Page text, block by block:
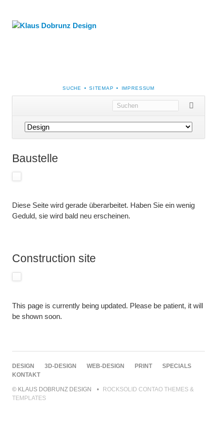
NAVIGATION
ÜBERSPRINGEN
SUCHE SITEMAP IMPRESSUM
Navigation
überspringen
Baustelle
Diese Seite wird gerade überarbeitet. Haben Sie ein wenig
Geduld, sie wird bald neu erscheinen.
Construction site
This page is currently being updated. Please be patient, it will
be shown soon.
NAVIGATION
ÜBERSPRINGEN
DESIGN 3D-DESIGN WEB-DESIGN PRINT
SPECIALS
KONTAKT
© KLAUS DOBRUNZ DESIGN
ROCKSOLID CONTAO THEMES &
TEMPLATES